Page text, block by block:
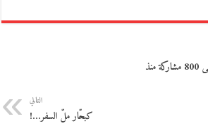
«الشيخ زايد للكتاب» تتلقى 800 مشاركة منذ
التالي
كبحّار ملّ السفر…!